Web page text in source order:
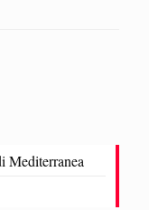
Mediterranea